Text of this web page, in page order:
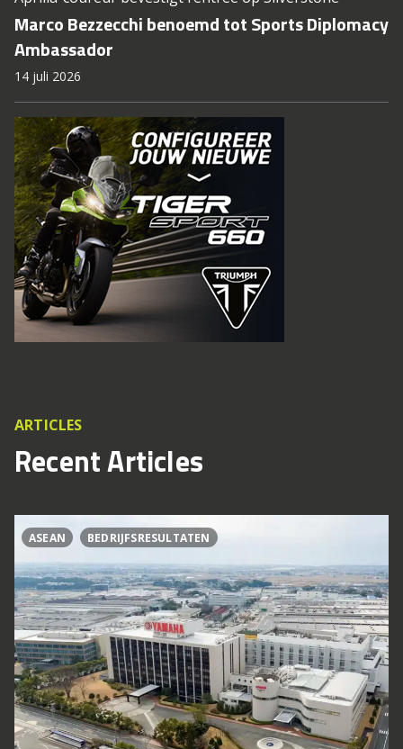
Marco Bezzecchi benoemd tot Sports Diplomacy
Ambassador
14 juli 2026
ARTICLES
Recent Articles
ASEAN BEDRIJFSRESULTATEN